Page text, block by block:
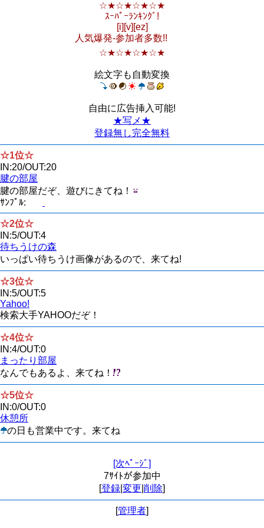
☆★☆★☆★☆★
ｽｰﾊﾟｰﾗﾝｷﾝｸﾞ!
[i][v][ez]
人気爆発-参加者多数!!
☆★☆★☆★☆★
絵文字も自動変換
自由に広告挿入可能!
★写メ★
登録無し完全無料
☆1位☆
IN:20/OUT:20
腱の部屋
腱の部屋だぞ、遊びにきてね！
ｻﾝﾌﾟﾙ:
☆2位☆
IN:5/OUT:4
待ちうけの森
いっぱい待ちうけ画像があるので、来てね!
☆3位☆
IN:5/OUT:5
Yahoo!
検索大手YAHOOだぞ！
☆4位☆
IN:4/OUT:0
まったり部屋
なんでもあるよ、来てね！
☆5位☆
IN:0/OUT:0
休憩所
の日も営業中です。来てね
[次ﾍﾟｰｼﾞ]
7ｻｲﾄが参加中
[登録 変更 削除]
[管理者]